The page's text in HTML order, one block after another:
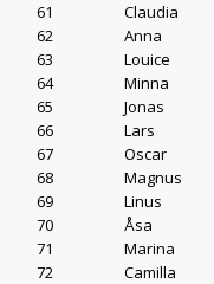
61
Claudia
62
Anna
63
Louice
64
Minna
65
Jonas
66
Lars
67
Oscar
68
Magnus
69
Linus
70
Åsa
71
Marina
72
Camilla